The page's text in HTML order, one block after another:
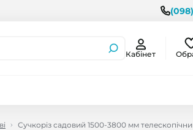
Кабінет
Сучкоріз садовий 1500-3800 мм